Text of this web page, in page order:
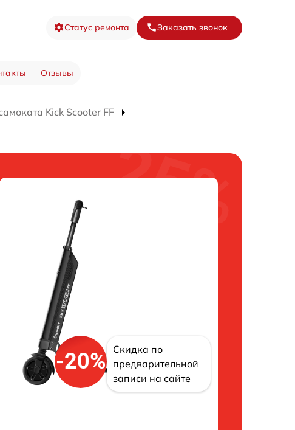
Статус ремонта Заказать звонок
Отзывы
Kick Scooter FF
-20%
Скидка по
предварительной
записи на сайте